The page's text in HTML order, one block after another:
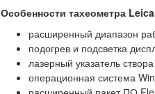
Особенности тахеометра
расширенный диапазон
подогрев и подсветка
лазерный указатель
операционная система